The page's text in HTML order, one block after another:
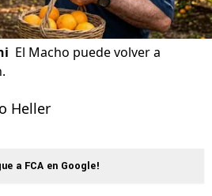
El Macho puede volver a
Heller
a FCA en Google!